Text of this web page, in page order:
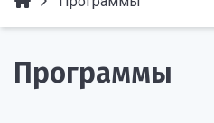
Программы